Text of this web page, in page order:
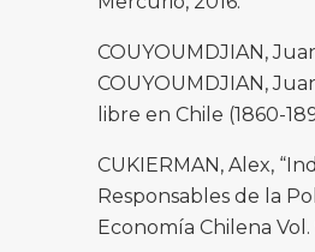
COUYOUMDJIAN,
COUYOUMDJIAN,
libre en Chile (1860-
CUKIERMAN, Alex,
Responsables de la
Economía Chilena Vol.